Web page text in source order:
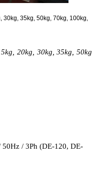
30kg, 35kg, 50kg, 70kg, 100kg,
20kg, 30kg, 35kg, 50kg,
/ 3Ph (DE-120, DE-